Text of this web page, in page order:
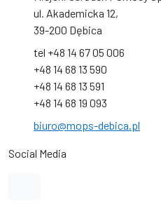
ul. Akademicka 12,
39-200 Dębica
tel +48 14 67 05 006
+48 14 68 13 590
+48 14 68 13 591
+48 14 68 19 093
biuro@mops-debica.pl
Social Media